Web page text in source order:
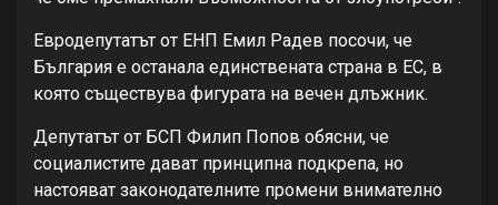
Евродепутатът от ЕНП Емил Радев посочи, че
България е останала единствената страна в ЕС, в
която съществува фигурата на вечен длъжник.
Депутатът от БСП Филип Попов обясни, че
социалистите дават принципна подкрепа, но
настояват законодателните промени внимателно